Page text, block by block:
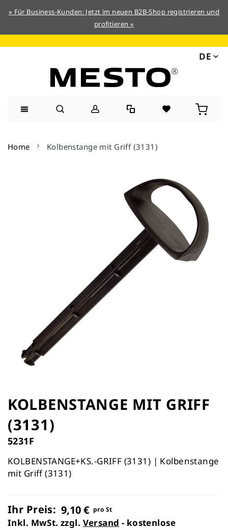
» Für Business-Kunden: Jetzt im neuen B2B-Shop registrieren und
profitieren «
DE
Inhalt
Home Kolbenstange mit Griff (3131)
Anfang
der
Bildergalerie
springen
KOLBENSTANGE MIT GRIFF
(3131)
5231F
KOLBENSTANGE+KS.-GRIFF (3131) | Kolbenstange
mit Griff (3131)
Ihr Preis: 9,10 € pro St
Inkl. MwSt. zzgl. Versand - kostenlose